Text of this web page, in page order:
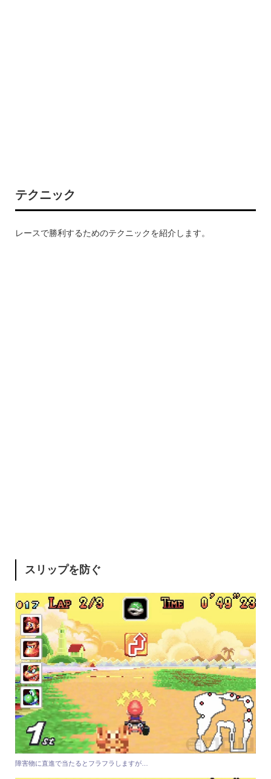
テクニック
レースで勝利するためのテクニックを紹介します。
スリップを防ぐ
障害物に直進で当たるとフラフラしますが…